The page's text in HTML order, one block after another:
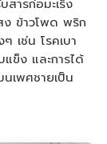
ารก่อมะเร็ง
ง ข้าวโพด พริก
เช่น โรคเบา
แข็ง และการได้
เพศชายเป็น